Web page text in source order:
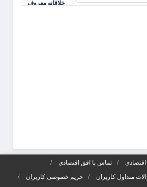
خلاقانه معروف
اقتصادی
تماس با افق اقتصادی
متداول کاربران
حریم خصوصی کاربران